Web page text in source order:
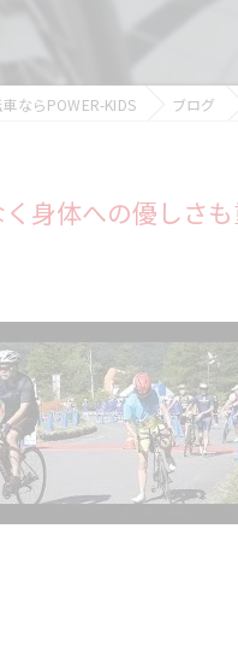
ならPOWER-KIDS ブログ
身体への優しさ